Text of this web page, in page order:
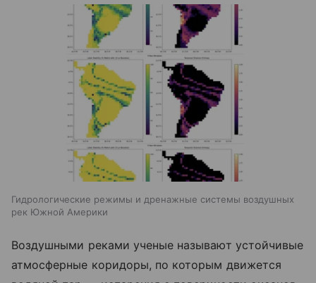
Гидрологические режимы и дренажные системы воздушных
рек Южной Америки
Воздушными реками ученые называют устойчивые
атмосферные коридоры, по которым движется